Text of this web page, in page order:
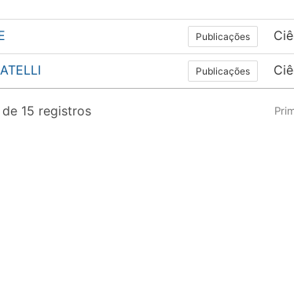
Publicações
Publicações
15 registros